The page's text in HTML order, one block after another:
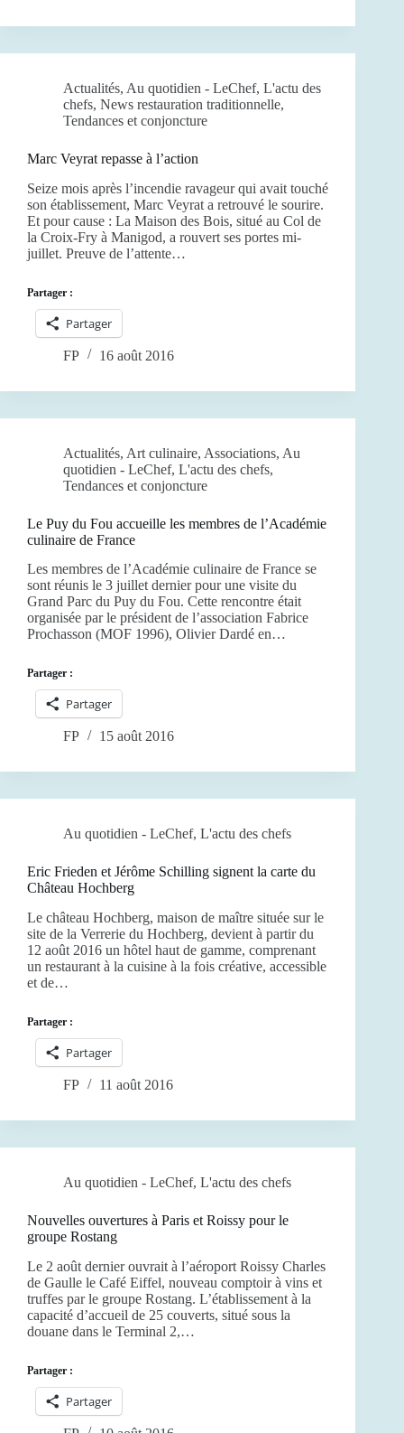
Actualités, Au quotidien - LeChef, L'actu des
chefs, News restauration traditionnelle,
Tendances et conjoncture
Marc Veyrat repasse à l’action
Seize mois après l’incendie ravageur qui avait touché
son établissement, Marc Veyrat a retrouvé le sourire.
Et pour cause : La Maison des Bois, situé au Col de
la Croix-Fry à Manigod, a rouvert ses portes mi-
juillet. Preuve de l’attente…
Partager :
Partager
FP 16 août 2016
Actualités, Art culinaire, Associations, Au
quotidien - LeChef, L'actu des chefs,
Tendances et conjoncture
Le Puy du Fou accueille les membres de l’Académie
culinaire de France
Les membres de l’Académie culinaire de France se
sont réunis le 3 juillet dernier pour une visite du
Grand Parc du Puy du Fou. Cette rencontre était
organisée par le président de l’association Fabrice
Prochasson (MOF 1996), Olivier Dardé en…
Partager :
Partager
FP 15 août 2016
Au quotidien - LeChef, L'actu des chefs
Eric Frieden et Jérôme Schilling signent la carte du
Château Hochberg
Le château Hochberg, maison de maître située sur le
site de la Verrerie du Hochberg, devient à partir du
12 août 2016 un hôtel haut de gamme, comprenant
un restaurant à la cuisine à la fois créative, accessible
et de…
Partager :
Partager
FP 11 août 2016
Au quotidien - LeChef, L'actu des chefs
Nouvelles ouvertures à Paris et Roissy pour le
groupe Rostang
Le 2 août dernier ouvrait à l’aéroport Roissy Charles
de Gaulle le Café Eiffel, nouveau comptoir à vins et
truffes par le groupe Rostang. L’établissement à la
capacité d’accueil de 25 couverts, situé sous la
douane dans le Terminal 2,…
Partager :
Partager